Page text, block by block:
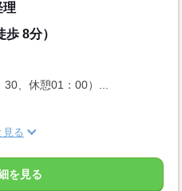
理
8分）
、休憩01：00）...
見る
を見る